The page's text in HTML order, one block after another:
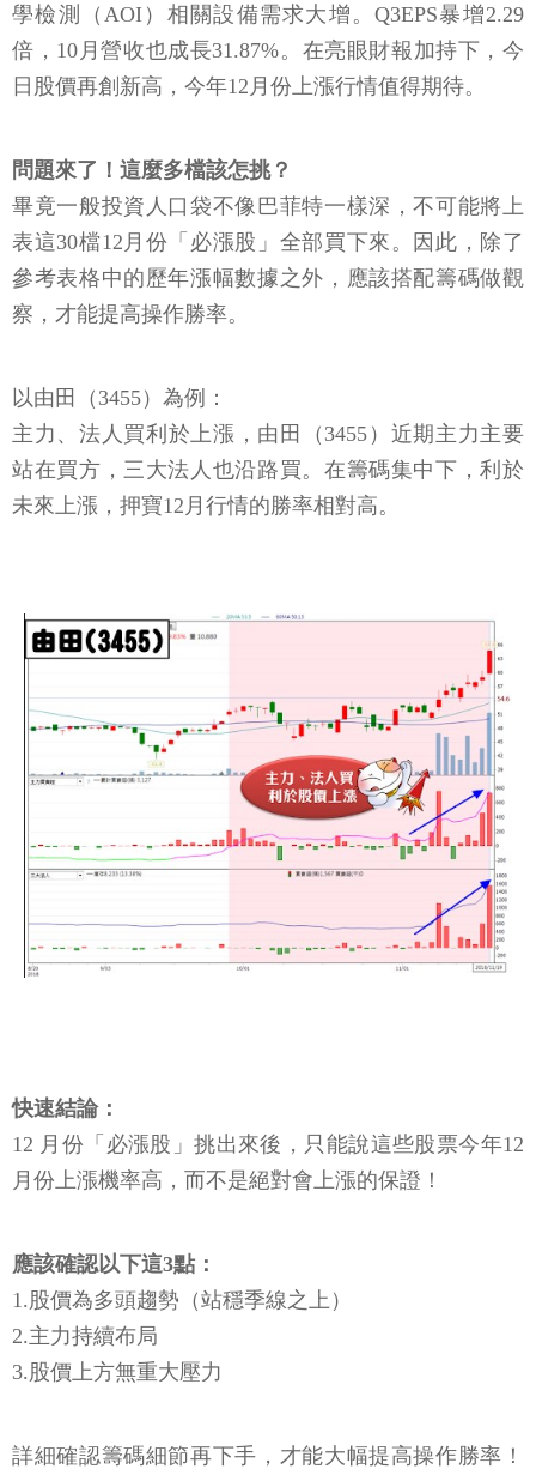
學檢測（AOI）相關設備需求大增。Q3EPS暴增2.29
倍，10月營收也成長31.87%。在亮眼財報加持下，今
日股價再創新高，今年12月份上漲行情值得期待。
問題來了！這麼多檔該怎挑？
畢竟一般投資人口袋不像巴菲特一樣深，不可能將上
表這30檔12月份「必漲股」全部買下來。因此，除了
參考表格中的歷年漲幅數據之外，應該搭配籌碼做觀
察，才能提高操作勝率。
以由田（3455）為例：
主力、法人買利於上漲，由田（3455）近期主力主要
站在買方，三大法人也沿路買。在籌碼集中下，利於
未來上漲，押寶12月行情的勝率相對高。
快速結論：
12 月份「必漲股」挑出來後，只能說這些股票今年12
月份上漲機率高，而不是絕對會上漲的保證！
應該確認以下這3點：
1.股價為多頭趨勢（站穩季線之上）
2.主力持續布局
3.股價上方無重大壓力
詳細確認籌碼細節再下手，才能大幅提高操作勝率！